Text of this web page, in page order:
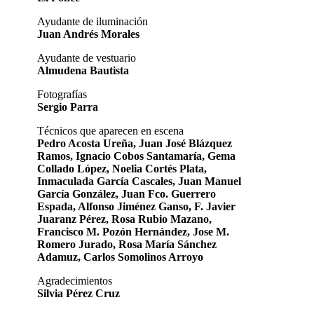
Ayudante de iluminación
Juan Andrés Morales
Ayudante de vestuario
Almudena Bautista
Fotografías
Sergio Parra
Técnicos que aparecen en escena
Pedro Acosta Ureña, Juan José Blázquez
Ramos, Ignacio Cobos Santamaría, Gema
Collado López, Noelia Cortés Plata,
Inmaculada García Cascales, Juan Manuel
García González, Juan Fco. Guerrero
Espada, Alfonso Jiménez Ganso, F. Javier
Juaranz Pérez, Rosa Rubio Mazano,
Francisco M. Pozón Hernández, Jose M.
Romero Jurado, Rosa María Sánchez
Adamuz, Carlos Somolinos Arroyo
Agradecimientos
Silvia Pérez Cruz